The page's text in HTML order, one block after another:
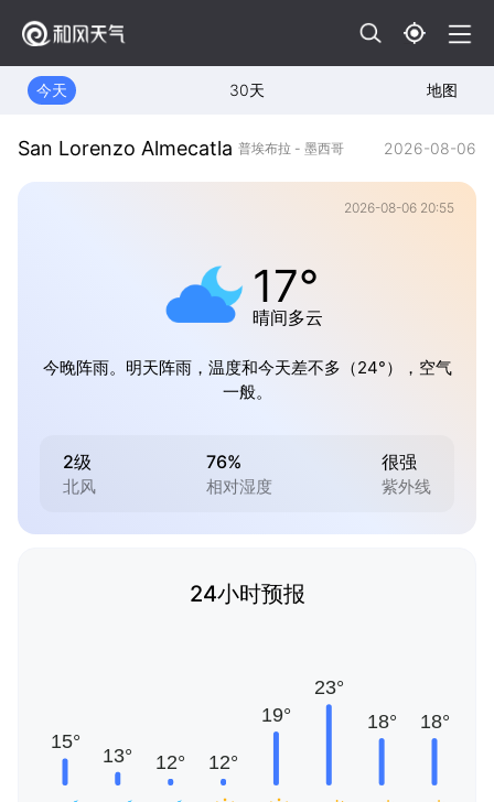
今天 30天 地图
San Lorenzo Almecatla 普埃布拉 - 墨西哥 2026-08-06
2026-08-06 20:55
17°
晴间多云
今晚阵雨。明天阵雨，温度和今天差不多（24°），空气
一般。
2级
北风
76%
相对湿度
很强
紫外线
24小时预报